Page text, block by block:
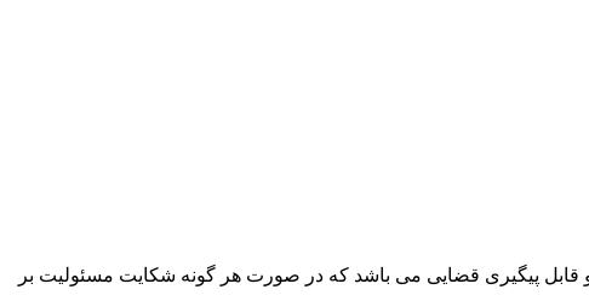
پیگیری قضایی می باشد که در صورت هر گونه شکایت مسئولیت بر